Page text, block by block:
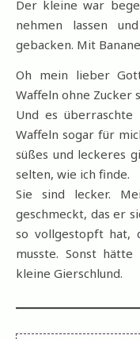
Der kleine war
nehmen lassen
gebacken. Mit
Oh mein lieber
Waffeln ohne Zucker
Und es
Waffeln sogar für
süßes und leckeres
selten, wie ich finde.
Sie sind lecker.
geschmeckt, das er
so vollgestopft hat,
musste. Sonst
kleine Gierschlund.